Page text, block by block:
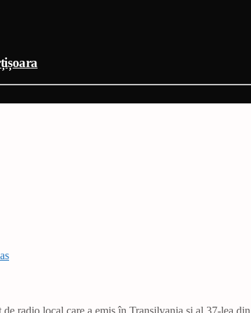
radio local care a emis în Transilvania și al 37-lea